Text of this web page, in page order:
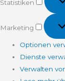
Statistiken
Marketing
Optionen
Dienste
Verwalten